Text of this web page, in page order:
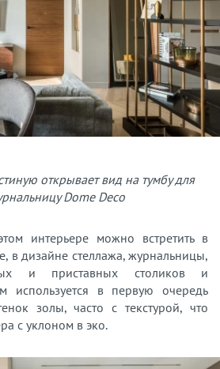
открывает вид на тумбу для
Dome Deco
интерьере можно встретить в
в дизайне стеллажа, журнальницы,
и приставных столиков и
используется в первую очередь
золы, часто с текстурой, что
с уклоном в эко.